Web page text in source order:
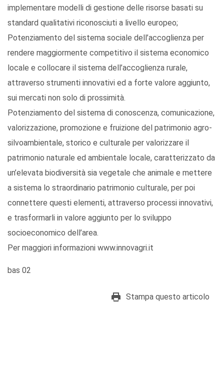
implementare modelli di gestione delle risorse basati su
standard qualitativi riconosciuti a livello europeo;
Potenziamento del sistema sociale dell’accoglienza per
rendere maggiormente competitivo il sistema economico
locale e collocare il sistema dell’accoglienza rurale,
attraverso strumenti innovativi ed a forte valore aggiunto,
sui mercati non solo di prossimità.
Potenziamento del sistema di conoscenza, comunicazione,
valorizzazione, promozione e fruizione del patrimonio agro-
silvoambientale, storico e culturale per valorizzare il
patrimonio naturale ed ambientale locale, caratterizzato da
un’elevata biodiversità sia vegetale che animale e mettere
a sistema lo straordinario patrimonio culturale, per poi
connettere questi elementi, attraverso processi innovativi,
e trasformarli in valore aggiunto per lo sviluppo
socioeconomico dell’area.
Per maggiori informazioni www.innovagri.it
bas 02
Stampa questo articolo